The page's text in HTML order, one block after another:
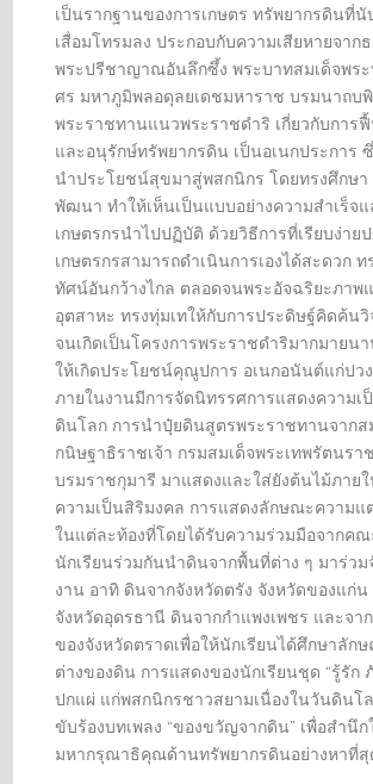
เป็นรากฐานของการเกษตร ทรัพยากรดินที่นั
เสื่อมโทรมลง ประกอบกับความเสียหายจาก
พระปรีชาญาณอันลึกซึ้ง พระบาทสมเด็จพร
ศร มหาภูมิพลอดุลยเดชมหาราช บรมนาถบ
พระราชทานแนวพระราชดำริ เกี่ยวกับกา
และอนุรักษ์ทรัพยากรดิน เป็นอเนกประการ
นำประโยชน์สุขมาสู่พสกนิกร โดยทรงศึกษา
พัฒนา ทำให้เห็นเป็นแบบอย่างความสำเร็จ
เกษตรกรนำไปปฏิบัติ ด้วยวิธีการที่เรียบง่าย
เกษตรกรสามารถดำเนินการเองได้สะดวก
ทัศน์อันกว้างไกล ตลอดจนพระอัจฉริยะภาพ
อุตสาหะ ทรงทุ่มเทให้กับการประดิษฐ์คิดค้น
จนเกิดเป็นโครงการพระราชดำริมากมายน
ให้เกิดประโยชน์คุณูปการ อเนกอนันต์แก่ปว
ภายในงานมีการจัดนิทรรศการแสดงความเ
ดินโลก การนำปุ๋ยดินสูตรพระราชทานจากส
กนิษฐาธิราชเจ้า กรมสมเด็จพระเทพรัตนรา
บรมราชกุมารี มาแสดงและใส่ยังต้นไม้ภายใ
ความเป็นสิริมงคล การแสดงลักษณะความแ
ในแต่ละท้องที่โดยได้รับความร่วมมือจากค
นักเรียนร่วมกันนำดินจากพื้นที่ต่าง ๆ มาร่วม
งาน อาทิ ดินจากจังหวัดตรัง จังหวัดของแก่
จังหวัดอุดรธานี ดินจากกำแพงเพชร และจา
ของจังหวัดตราดเพื่อให้นักเรียนได้ศึกษาลัก
ต่างของดิน การแสดงของนักเรียนชุด “รู้รัก
ปกแผ่ แก่พสกนิกรชาวสยามเนื่องในวันดินโ
ขับร้องบทเพลง “ของขวัญจากดิน” เพื่อสำนึก
มหากรุณาธิคุณด้านทรัพยากรดินอย่างหาที่สุ